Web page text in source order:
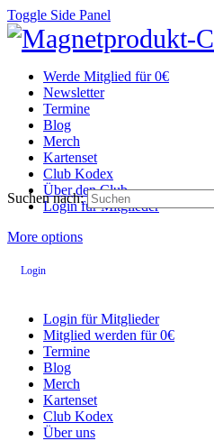
Toggle Side Panel
Werde Mitglied für 0€
Newsletter
Termine
Blog
Merch
Kartenset
Club Kodex
Über den Club
Login für Mitglieder
More options
Login
Suchen nach:
Login für Mitglieder
Mitglied werden für 0€
Termine
Blog
Merch
Kartenset
Club Kodex
Über uns